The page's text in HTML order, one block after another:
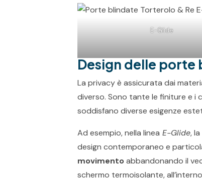
E-Glide
Design delle porte
La privacy è assicurata dai
diverso. Sono tante le finiture e i
soddisfano diverse esigenze
Ad esempio, nella linea E-Glide, la
design contemporaneo e
movimentoabbandonando il
schermo termoisolante,